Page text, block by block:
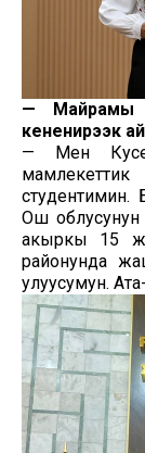
—
кененирээк
— Мен
Ош
акыркы 15
районунда
улуусумун.